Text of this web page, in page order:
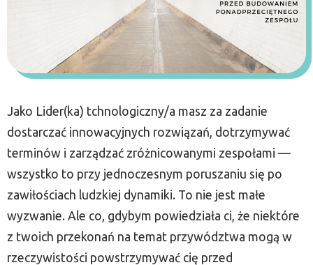
Jako Lider(ka) tchnologiczny/a masz za zadanie
dostarczać innowacyjnych rozwiązań, dotrzymywać
terminów i zarządzać zróżnicowanymi zespołami —
wszystko to przy jednoczesnym poruszaniu się po
zawiłościach ludzkiej dynamiki. To nie jest małe
wyzwanie. Ale co, gdybym powiedziała ci, że niektóre
z twoich przekonań na temat przywództwa mogą w
rzeczywistości powstrzymywać cię przed